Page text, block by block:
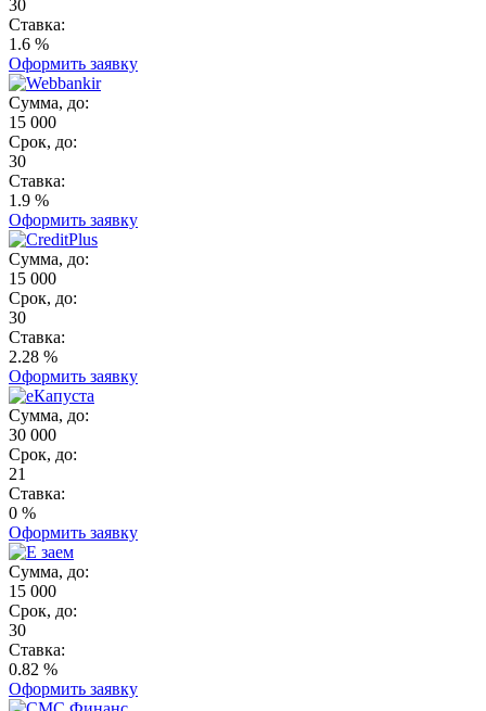
30
Ставка:
1.6 %
Оформить заявку
Сумма, до:
15 000
Срок, до:
30
Ставка:
1.9 %
Оформить заявку
Сумма, до:
15 000
Срок, до:
30
Ставка:
2.28 %
Оформить заявку
Сумма, до:
30 000
Срок, до:
21
Ставка:
0 %
Оформить заявку
Сумма, до:
15 000
Срок, до:
30
Ставка:
0.82 %
Оформить заявку